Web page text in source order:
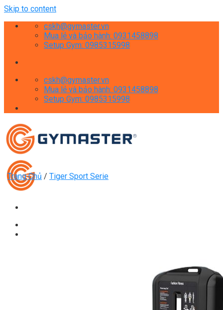
Skip to content
cskh@gymaster.vn
Mua lẻ và bảo hành: 0931458898
Setup Gym: 0985315998
cskh@gymaster.vn
Mua lẻ và bảo hành: 0931458898
Setup Gym: 0985315998
Trang Chủ / Tiger Sport Serie